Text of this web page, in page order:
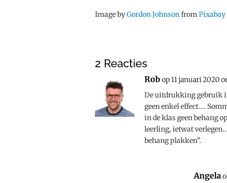
Image byGordon JohnsonfromPixabay
2 Reacties
Robop 11 januari 2020
De uitdrukking gebruik
geen enkel effect….
in de klas geen behang
leerling, ietwat
behang plakken”.
Angela